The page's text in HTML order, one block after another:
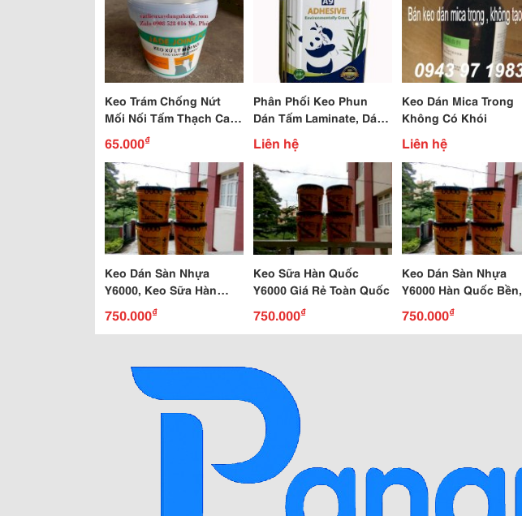
Keo Trám Chống Nứt
Mối Nối Tấm Thạch Cao,
Tấm Xi Măng, 3D, Prima,
Uco, Cemboard
65.000₫
Phân Phối Keo Phun
Dán Tấm Laminate, Dán
Tấm Veneer
Liên hệ
Keo Dán Mica Trong
Không Có Khói
Liên hệ
Keo Dán Sàn Nhựa
Y6000, Keo Sữa Hàn
Quốc
750.000₫
Keo Sữa Hàn Quốc
Y6000 Giá Rẻ Toàn Quốc
750.000₫
Keo Dán Sàn Nhựa
Y6000 Hàn Quốc Bền,
Dính Chặt
750.000₫